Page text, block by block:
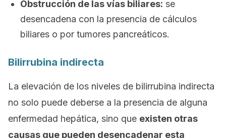
Obstrucción de las vías biliares: se
desencadena con la presencia de cálculos
biliares o por tumores pancreáticos.
Bilirrubina indirecta
La elevación de los niveles de bilirrubina indirecta
no solo puede deberse a la presencia de alguna
enfermedad hepática, sino que existen otras
causas que pueden desencadenar esta